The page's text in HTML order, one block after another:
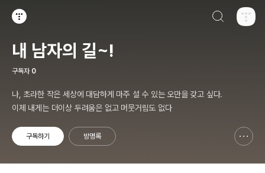
내 남자의 길~!
구독자 0
나, 초라한 작은 세상에 대담하게 마주 설 수 있는 오만을 갖고 싶다.
이제 내게는 더이상 두려움은 없고 머뭇거림도 없다
구독하기 방명록